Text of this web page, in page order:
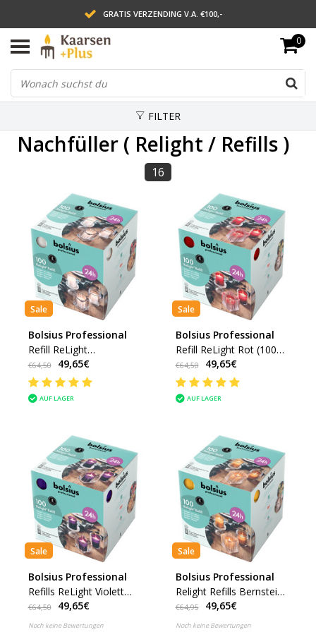
GRATIS VERZENDING V.A. €100,-
LEVERING BINNEN 2 WERKDAGEN
ACHTERAF BETALEN VIA AFTERPAY
0
FILTER
Nachfüller ( Relight / Refills )
16
Sale
Bolsius Professional
Refill ReLight
Transparent (100 stück)
€64,50 49,65€
AUF LAGER
Sale
Bolsius Professional
Refill ReLight Rot (100
stück)
€64,50 49,65€
AUF LAGER
Sale
Bolsius Professional
Refills ReLight Violett
(100 stück)
€64,50 49,65€
Noch keine Bewertungen
Sale
Bolsius Professional
Relight Refills Bernstein
(100 stück)
€64,95 49,65€
Noch keine Bewertungen